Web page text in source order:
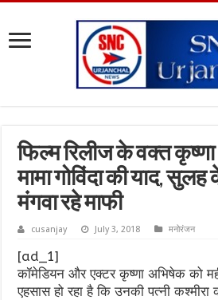
फिल्म रिलीज के वक्त
मामा गोविंदा की याद, सुलह
मंगवा रहे माफी
cusanjay July 3, 2018 मनोरंजन
[ad_1]
कॉमेडियन और एक्टर कृष्णा अभिषेक को
एहसास हो रहा है कि उनकी पत्नी कश्मीरा